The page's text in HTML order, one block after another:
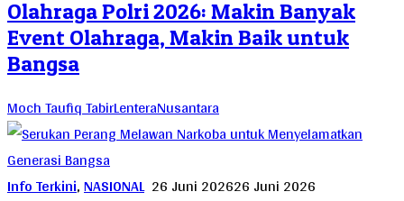
Olahraga Polri 2026: Makin Banyak
Event Olahraga, Makin Baik untuk
Bangsa
Moch Taufiq TabirLenteraNusantara
Info Terkini,NASIONAL 26 Juni 202626 Juni 2026